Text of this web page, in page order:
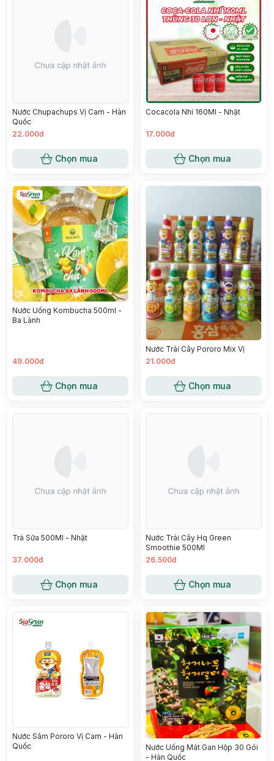
Nước Chupachups Vị Cam - Hàn
Quốc
22.000đ
Chọn mua
Cocacola Nhí 160Ml - Nhật
17.000đ
Chọn mua
Nước Uống Kombucha 500ml -
Ba Lành
49.000đ
Chọn mua
Nước Trái Cây Pororo Mix Vị
21.000đ
Chọn mua
Trà Sữa 500Ml - Nhật
37.000đ
Chọn mua
Nước Trái Cây Hq Green
Smoothie 500Ml
26.500đ
Chọn mua
Nước Sâm Pororo Vị Cam - Hàn
Quốc
Nước Uống Mát Gan Hộp 30 Gói
- Hàn Quốc